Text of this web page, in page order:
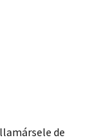
de